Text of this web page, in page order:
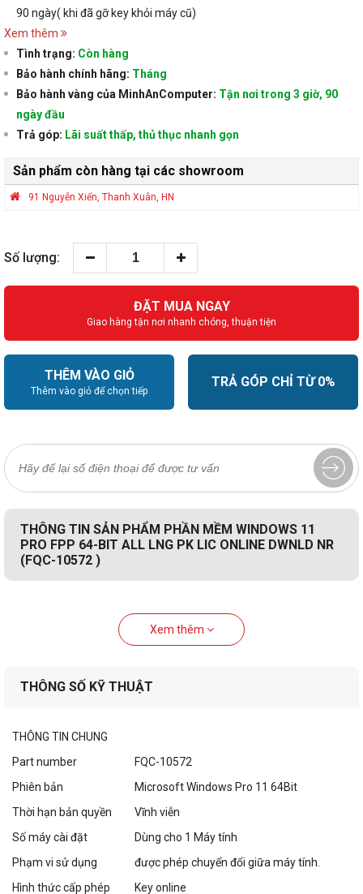
90 ngày( khi đã gỡ key khỏi máy cũ)
Xem thêm
Tình trạng: Còn hàng
Bảo hành chính hãng: Tháng
Bảo hành vàng của MinhAnComputer: Tận nơi trong 3 giờ, 90
ngày đầu
Trả góp: Lãi suất thấp, thủ thục nhanh gọn
Sản phẩm còn hàng tại các showroom
91 Nguyễn Xiển, Thanh Xuân, HN
Số lượng:
ĐẶT MUA NGAY
Giao hàng tận nơi nhanh chóng, thuận tiện
THÊM VÀO GIỎ
Thêm vào giỏ để chọn tiếp
TRẢ GÓP CHỈ TỪ 0%
THÔNG TIN SẢN PHẨM PHẦN MỀM WINDOWS 11
PRO FPP 64-BIT ALL LNG PK LIC ONLINE DWNLD NR
(FQC-10572 )
Xem thêm
THÔNG SỐ KỸ THUẬT
THÔNG TIN CHUNG
Part number
FQC-10572
Phiên bản
Microsoft Windows Pro 11 64Bit
Thời hạn bản quyền
Vĩnh viễn
Số máy cài đặt
Dùng cho 1 Máy tính
Phạm vi sử dụng
được phép chuyển đổi giữa máy tính.
Hình thức cấp phép
Key online